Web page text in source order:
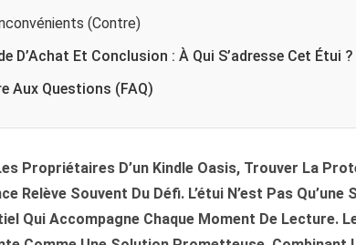
(Contre)
D’Achat Et Conclusion : À Qui S’adresse Cet Étui ?
Aux Questions (FAQ)
Propriétaires D’un Kindle Oasis, Trouver La
Relève Souvent Du Défi. L’étui N’est Pas
Qui Accompagne Chaque Moment De Lecture.